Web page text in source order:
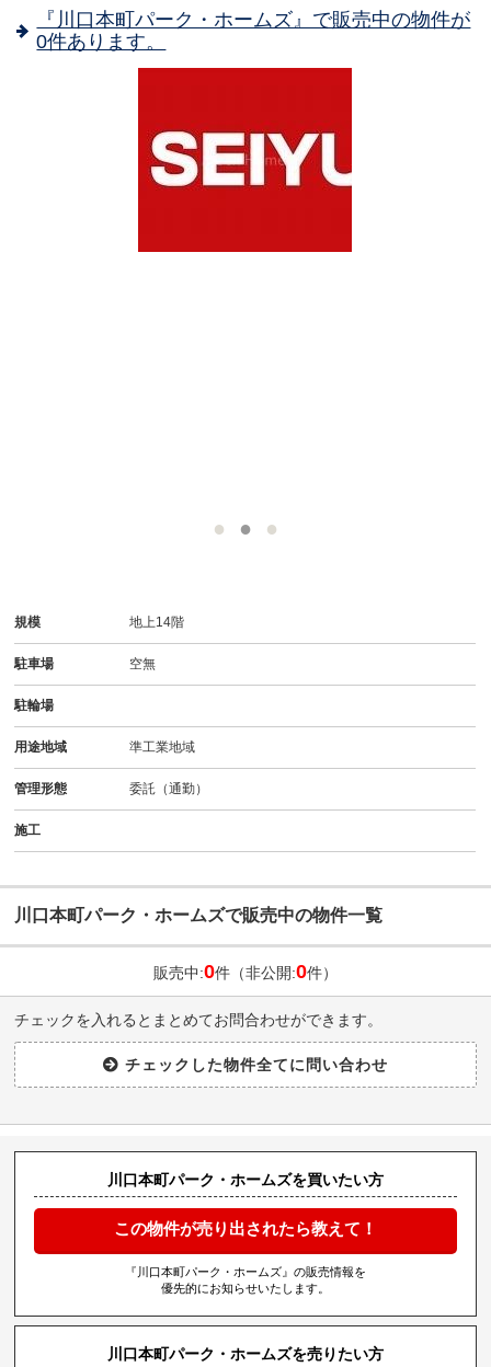
『川口本町パーク・ホームズ』で販売中の物件が
0件あります。
規模 地上14階
駐車場 空無
駐輪場
用途地域 準工業地域
管理形態 委託（通勤）
施工
川口本町パーク・ホームズで販売中の物件一覧
販売中:0件（非公開:0件）
チェックを入れるとまとめてお問合わせができます。
川口本町パーク・ホームズを買いたい方
この物件が売り出されたら教えて！
『川口本町パーク・ホームズ』の販売情報を
優先的にお知らせいたします。
川口本町パーク・ホームズを売りたい方